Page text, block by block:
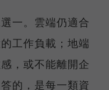
一。雲端仍適合
工作負載；地端
，或不能離開企
的，是每一類資